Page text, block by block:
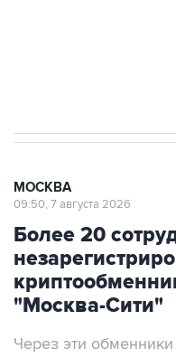
Более 20
"Москва-Сити"
Через эти обменники
мошенников,